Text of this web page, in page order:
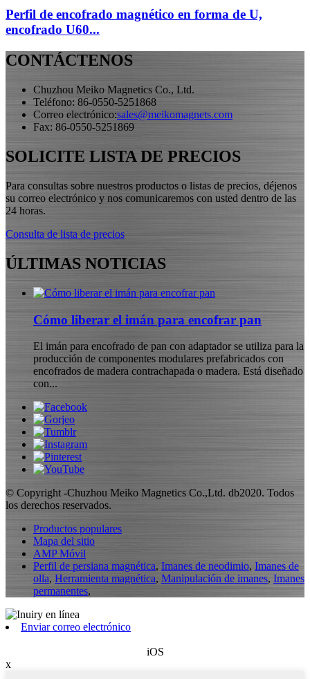
Perfil de encofrado magnético en forma de U,
encofrado U60...
CONTÁCTENOS
Chuzhou Meiko Magnetics Co., Ltd.
Teléfono: 86-0550-5251868
Correo electrónico:sales@meikomagnets.com
Fax: 86-0550-5251869
SOLICITE LISTA DE PRECIOS
Para consultas sobre nuestros productos o listas de precios, déjenos
su correo electrónico y nos comunicaremos con usted dentro de las
24 horas.
Consulta de lista de precios
ÚLTIMAS NOTICIAS
Cómo liberar el imán para encofrar pan
El imán para encofrado de pan con adaptador se utiliza para la
producción de componentes modulares prefabricados con
encofrados de madera contrachapada o madera. Está diseñado
con...
© Copyright -Chuzhou Meiko Magnetics Co.,Ltd. db2020. Todos
los derechos reservados.
Productos populares
Mapa del sitio
AMP Móvil
Perfil de persiana magnética, Imanes de neodimio, Imanes de
olla, Herramienta magnética, Manipulación de imanes, Imanes
permanentes,
Enviar correo electrónico
iOS
x